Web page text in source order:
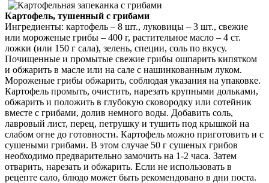
Картофель, тушенный с грибами
Ингредиенты: картофель – 8 шт., луковицы – 3 шт., свежие
или мороженые грибы – 400 г, растительное масло – 4 ст.
ложки (или 150 г сала), зелень, специи, соль по вкусу.
Почищенные и промытые свежие грибы ошпарить кипятком
и обжарить в масле или на сале с нашинкованным луком.
Мороженые грибы обжарить, соблюдая указания на упаковке.
Картофель промыть, очистить, нарезать крупными дольками,
обжарить и положить в глубокую сковородку или сотейник
вместе с грибами, долив немного воды. Добавить соль,
лавровый лист, перец, петрушку и тушить под крышкой на
слабом огне до готовности. Картофель можно приготовить и с
сушеными грибами. В этом случае 50 г сушеных грибов
необходимо предварительно замочить на 1-2 часа. Затем
отварить, нарезать и обжарить. Если не использовать в
рецепте сало, блюдо может быть рекомендовано в дни поста.